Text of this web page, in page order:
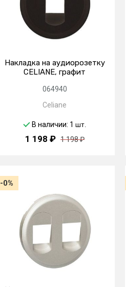
Накладка на аудиорозетку
CELIANE, графит
064940
Celiane
В наличии: 1 шт.
1 198 ₽ 1 198 ₽
-0%